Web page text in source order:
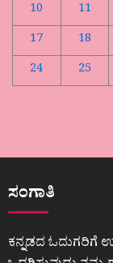
10
11
17
18
24
25
ಸಂಗಾತಿ
ಕನ್ನಡದ ಓದುಗರಿಗೆ